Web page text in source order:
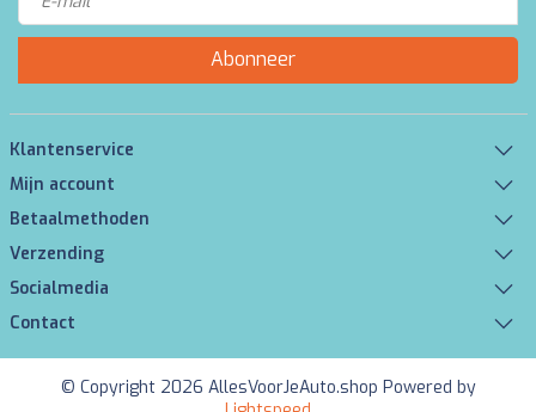
Abonneer
Klantenservice
Mijn account
Betaalmethoden
Verzending
Socialmedia
Contact
© Copyright 2026 AllesVoorJeAuto.shop Powered by